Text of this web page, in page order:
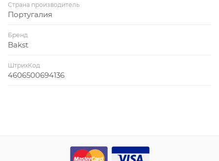
Страна производитель
Португалия
Бренд
Bakst
ШтрихКод
4606500694136